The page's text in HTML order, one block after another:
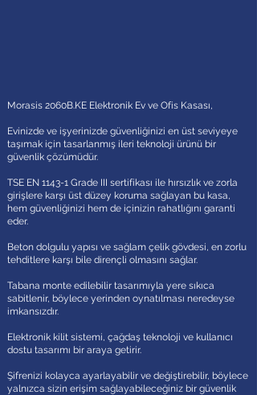
Morasis 2060B.KE Elektronik Ev ve Ofis Kasası,
Evinizde ve işyerinizde güvenliğinizi en üst seviyeye
taşımak için tasarlanmış ileri teknoloji ürünü bir
güvenlik çözümüdür.
TSE EN 1143-1 Grade III sertifikası ile hırsızlık ve zorla
girişlere karşı üst düzey koruma sağlayan bu kasa,
hem güvenliğinizi hem de içinizin rahatlığını garanti
eder.
Beton dolgulu yapısı ve sağlam çelik gövdesi, en zorlu
tehditlere karşı bile dirençli olmasını sağlar.
Tabana monte edilebilir tasarımıyla yere sıkıca
sabitlenir, böylece yerinden oynatılması neredeyse
imkansızdır.
Elektronik kilit sistemi, çağdaş teknoloji ve kullanıcı
dostu tasarımı bir araya getirir.
Şifrenizi kolayca ayarlayabilir ve değiştirebilir, böylece
yalnızca sizin erişim sağlayabileceğiniz bir güvenlik